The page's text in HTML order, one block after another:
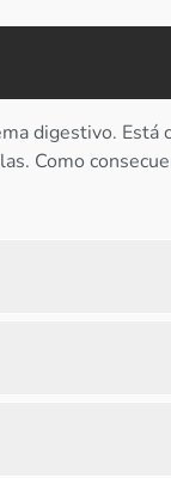
digestivo. Está
Como